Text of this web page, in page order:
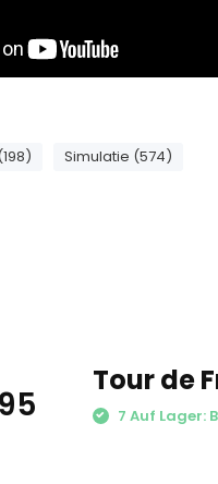
Simulatie (574)
Tour de
7 Auf Lager: